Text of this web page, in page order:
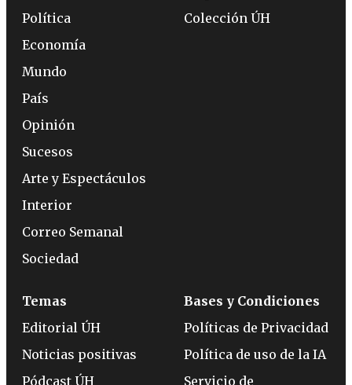
Política
Economía
Mundo
País
Opinión
Sucesos
Arte y Espectáculos
Interior
Correo Semanal
Sociedad
Colección ÚH
Temas
Editorial ÚH
Noticias positivas
Pódcast ÚH
Bases y Condiciones
Políticas de Privacidad
Política de uso de la IA
Servicio de